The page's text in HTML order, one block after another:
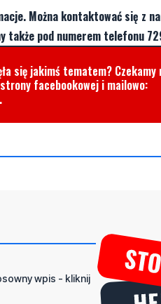
Można kontaktować się z
także pod numerem telefonu
się jakimś tematem? Czekamy
facebookowej i mailowo:
.
wpis - kliknij